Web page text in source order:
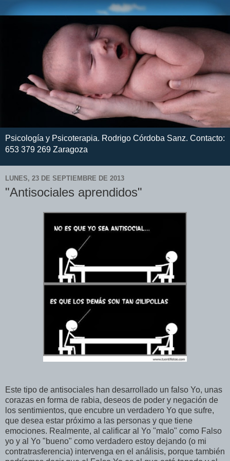
Psicología y Psicoterapia. Rodrigo Córdoba Sanz. Contacto:
653 379 269 Zaragoza
LUNES, 23 DE SEPTIEMBRE DE 2013
"Antisociales aprendidos"
Este tipo de antisociales han desarrollado un falso Yo, unas
corazas en forma de rabia, deseos de poder y negación de
los sentimientos, que encubre un verdadero Yo que sufre,
que desea estar próximo a las personas y que tiene
emociones. Realmente, al calificar al Yo "malo" como Falso
yo y al Yo "bueno" como verdadero estoy dejando (o mi
contratrasferencia) intervenga en el análisis, porque también